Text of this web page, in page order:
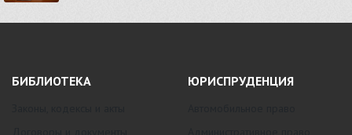
БИБЛИОТЕКА ЮРИСПРУДЕНЦИЯ